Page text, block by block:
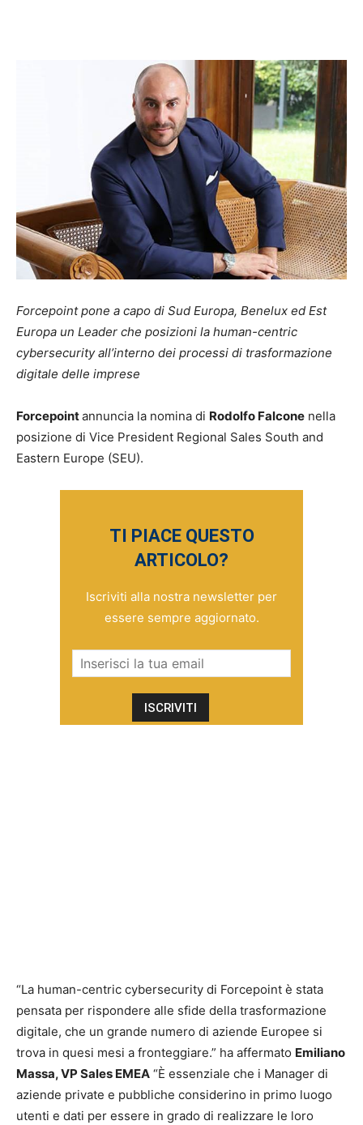
Forcepoint pone a capo di Sud Europa, Benelux ed Est
Europa un Leader che posizioni la human-centric
cybersecurity all’interno dei processi di trasformazione
digitale delle imprese
Forcepointannuncia la nomina di Rodolfo Falcone nella
posizione di Vice President Regional Sales South and
Eastern Europe (SEU).
TI PIACE QUESTO
ARTICOLO?
Iscriviti alla nostra newsletter per
essere sempre aggiornato.
“La human-centric cybersecurity di Forcepoint è stata
pensata per rispondere alle sfide della trasformazione
digitale, che un grande numero di aziende Europee si
trova in quesi mesi a fronteggiare.” ha affermato Emiliano
Massa, VP Sales EMEA “È essenziale che i Manager di
aziende private e pubbliche considerino in primo luogo
utenti e dati per essere in grado di realizzare le loro